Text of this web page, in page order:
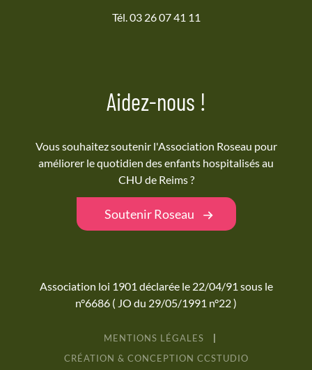
Tél. 03 26 07 41 11
Aidez-nous !
Vous souhaitez soutenir l'Association Roseau pour
améliorer le quotidien des enfants hospitalisés au
CHU de Reims ?
Soutenir Roseau
Association loi 1901 déclarée le 22/04/91 sous le
n°6686 ( JO du 29/05/1991 n°22 )
MENTIONS LÉGALES
CRÉATION & CONCEPTION CCSTUDIO